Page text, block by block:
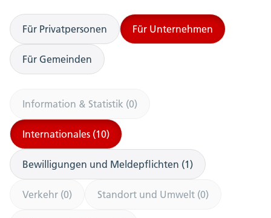
Für Privatpersonen Für Unternehmen
Für Gemeinden
Information & Statistik (0)
Internationales (10)
Bewilligungen und Meldepflichten (1)
Verkehr (0) Standort und Umwelt (0)